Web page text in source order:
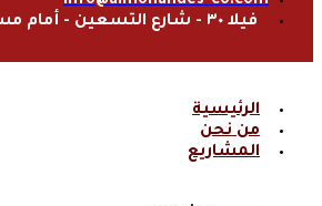
فيلا ٣٠ - شارع التسعين - أمام مستشفى الجوى
الرئيسية
من نحن
المشاريع